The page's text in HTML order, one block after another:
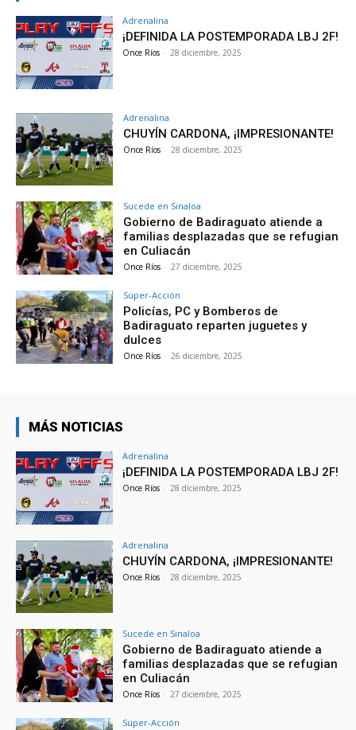
Adrenalina
¡DEFINIDA LA POSTEMPORADA LBJ 2F!
Once Ríos - 28 diciembre, 2025
Adrenalina
CHUYÍN CARDONA, ¡IMPRESIONANTE!
Once Ríos - 28 diciembre, 2025
Sucede en Sinaloa
Gobierno de Badiraguato atiende a
familias desplazadas que se refugian
en Culiacán
Once Ríos - 27 diciembre, 2025
Súper-Acción
Policías, PC y Bomberos de
Badiraguato reparten juguetes y
dulces
Once Ríos - 26 diciembre, 2025
MÁS NOTICIAS
Adrenalina
¡DEFINIDA LA POSTEMPORADA LBJ 2F!
Once Ríos - 28 diciembre, 2025
Adrenalina
CHUYÍN CARDONA, ¡IMPRESIONANTE!
Once Ríos - 28 diciembre, 2025
Sucede en Sinaloa
Gobierno de Badiraguato atiende a
familias desplazadas que se refugian
en Culiacán
Once Ríos - 27 diciembre, 2025
Súper-Acción